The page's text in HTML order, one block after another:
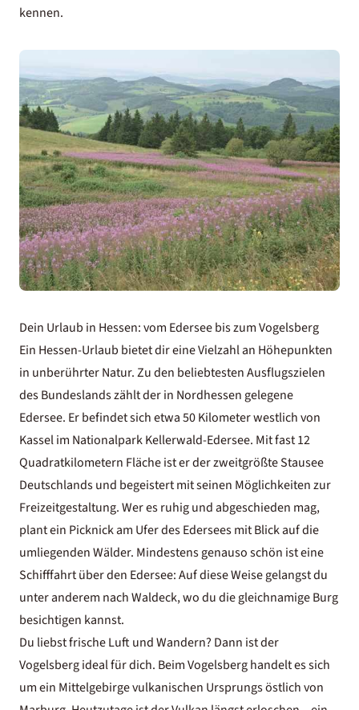
kennen.
Dein Urlaub in Hessen: vom Edersee bis zum Vogelsberg
Ein Hessen-Urlaub bietet dir eine Vielzahl an Höhepunkten
in unberührter Natur. Zu den beliebtesten Ausflugszielen
des Bundeslands zählt der in Nordhessen gelegene
Edersee. Er befindet sich etwa 50 Kilometer westlich von
Kassel im Nationalpark Kellerwald-Edersee. Mit fast 12
Quadratkilometern Fläche ist er der zweitgrößte Stausee
Deutschlands und begeistert mit seinen Möglichkeiten zur
Freizeitgestaltung. Wer es ruhig und abgeschieden mag,
plant ein Picknick am Ufer des Edersees mit Blick auf die
umliegenden Wälder. Mindestens genauso schön ist eine
Schifffahrt über den Edersee: Auf diese Weise gelangst du
unter anderem nach Waldeck, wo du die gleichnamige Burg
besichtigen kannst.
Du liebst frische Luft und Wandern? Dann ist der
Vogelsberg ideal für dich. Beim Vogelsberg handelt es sich
um ein Mittelgebirge vulkanischen Ursprungs östlich von